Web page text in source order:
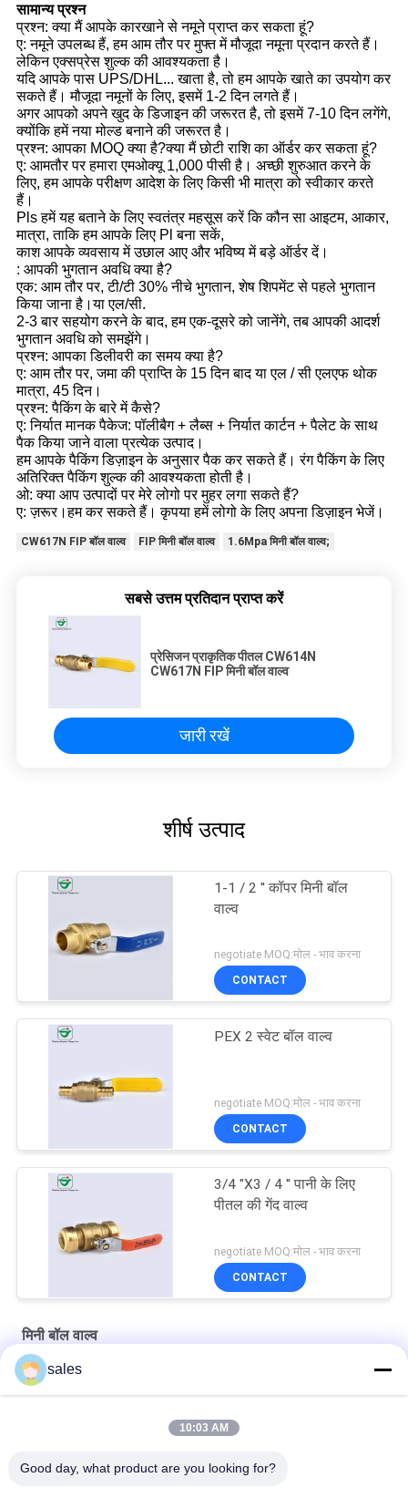
सामान्य प्रश्न
प्रश्न: क्या मैं आपके कारखाने से नमूने प्राप्त कर सकता हूं?
ए: नमूने उपलब्ध हैं, हम आम तौर पर मुफ्त में मौजूदा नमूना प्रदान करते हैं।
लेकिन एक्सप्रेस शुल्क की आवश्यकता है।
यदि आपके पास UPS/DHL... खाता है, तो हम आपके खाते का उपयोग कर
सकते हैं। मौजूदा नमूनों के लिए, इसमें 1-2 दिन लगते हैं।
अगर आपको अपने खुद के डिजाइन की जरूरत है, तो इसमें 7-10 दिन लगेंगे,
क्योंकि हमें नया मोल्ड बनाने की जरूरत है।
प्रश्न: आपका MOQ क्या है?क्या मैं छोटी राशि का ऑर्डर कर सकता हूं?
ए: आमतौर पर हमारा एमओक्यू 1,000 पीसी है। अच्छी शुरुआत करने के
लिए, हम आपके परीक्षण आदेश के लिए किसी भी मात्रा को स्वीकार करते
हैं।
Pls हमें यह बताने के लिए स्वतंत्र महसूस करें कि कौन सा आइटम, आकार,
मात्रा, ताकि हम आपके लिए Pl बना सकें,
काश आपके व्यवसाय में उछाल आए और भविष्य में बड़े ऑर्डर दें।
: आपकी भुगतान अवधि क्या है?
एक: आम तौर पर, टी/टी 30% नीचे भुगतान, शेष शिपमेंट से पहले भुगतान
किया जाना है।या एल/सी.
2-3 बार सहयोग करने के बाद, हम एक-दूसरे को जानेंगे, तब आपकी आदर्श
भुगतान अवधि को समझेंगे।
प्रश्न: आपका डिलीवरी का समय क्या है?
ए: आम तौर पर, जमा की प्राप्ति के 15 दिन बाद या एल / सी एलएफ थोक
मात्रा, 45 दिन।
प्रश्न: पैकिंग के बारे में कैसे?
ए: निर्यात मानक पैकेज: पॉलीबैग + लैब्स + निर्यात कार्टन + पैलेट के साथ
पैक किया जाने वाला प्रत्येक उत्पाद।
हम आपके पैकिंग डिज़ाइन के अनुसार पैक कर सकते हैं। रंग पैकिंग के लिए
अतिरिक्त पैकिंग शुल्क की आवश्यकता होती है।
ओ: क्या आप उत्पादों पर मेरे लोगो पर मुहर लगा सकते हैं?
ए: ज़रूर।हम कर सकते हैं। कृपया हमें लोगो के लिए अपना डिज़ाइन भेजें।
CW617N FIP बॉल वाल्व FIP मिनी बॉल वाल्व 1.6Mpa मिनी बॉल वाल्व;
सबसे उत्तम प्रतिदान प्राप्त करें
प्रेसिजन प्राकृतिक पीतल CW614N
CW617N FIP मिनी बॉल वाल्व
जारी रखें
शीर्ष उत्पाद
1-1 / 2 '' कॉपर मिनी बॉल
वाल्व
negotiate MOQ:मोल - भाव करना
CONTACT
PEX 2 स्वेट बॉल वाल्व
negotiate MOQ:मोल - भाव करना
CONTACT
3/4 "X3 / 4 '' पानी के लिए
पीतल की गेंद वाल्व
negotiate MOQ:मोल - भाव करना
CONTACT
मिनी बॉल वाल्व
जाली पुश फ़िट 1/2 "X1 / 2 '' कॉपर पाइप बॉल वाल्व;
sales
10:03 AM
Good day, what product are you looking for?